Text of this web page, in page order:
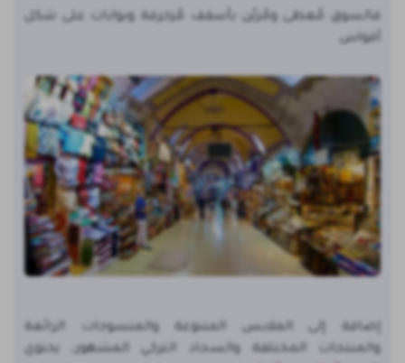
فالسوق مُغطى ومُزيّن بأسقف مُزخرفة وبوابات على شكل
أقواس.
إضافة إلى الملابس المتنوعة والمنسوجات الرائعة
والمنتجات المختلفة والسجاد التركي المشهور، يحتوي